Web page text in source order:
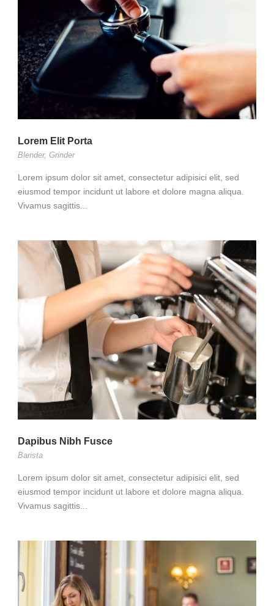
Lorem Elit Porta
Blender, Grinder
Lorem ipsum dolor sit amet, consectetur adipisici elit, sed
eiusmod tempor incidunt ut labore et dolore magna aliqua.
Vivamus sagittis...
Dapibus Nibh Fusce
Barista
Lorem ipsum dolor sit amet, consectetur adipisici elit, sed
eiusmod tempor incidunt ut labore et dolore magna aliqua.
Vivamus sagittis...